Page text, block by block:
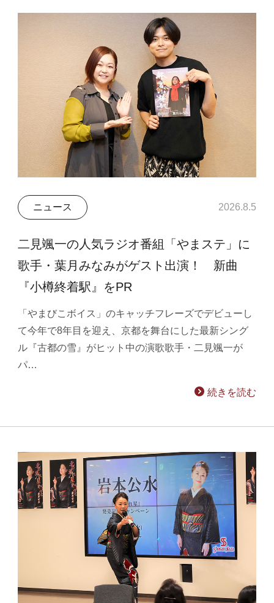
ニュース 2026.8.5
二見颯一の人気ラジオ番組「やまステ」に
歌手・葉月みなみがゲスト出演！ 新曲
『小樽終着駅』をPR
「やまびこボイス」のキャッチフレーズでデビューし
て今年で8年目を迎え、京都を舞台にした最新シング
ル『古都の雪』がヒット中の演歌歌手・二見颯一が
パ…
続きを読む